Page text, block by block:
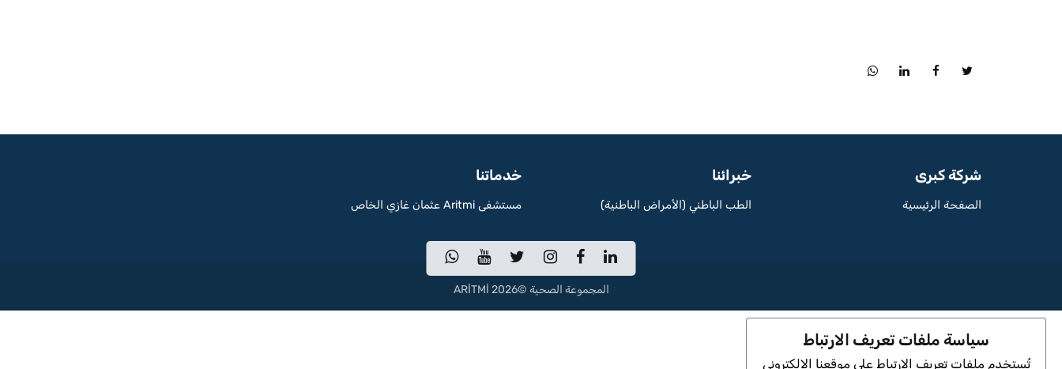
شركة كبرى
الصفحة الرئيسية
خبرائنا
الطب الباطني (الأمراض الباطنية)
خدماتنا
مستشفى Aritmi عثمان غازي الخاص
المجموعة الصحية ©2026 ARİTMİ
سياسة ملفات تعريف الارتباط
تُستخدم ملفات تعريف الارتباط على موقعنا الإلكتروني